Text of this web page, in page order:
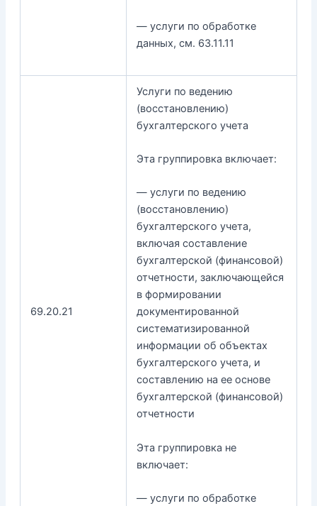
— услуги по обработке
данных, см. 63.11.11
69.20.21
Услуги по ведению
(восстановлению)
бухгалтерского учета
Эта группировка включает:
— услуги по ведению
(восстановлению)
бухгалтерского учета,
включая составление
бухгалтерской (финансовой)
отчетности, заключающейся
в формировании
документированной
систематизированной
информации об объектах
бухгалтерского учета, и
составлению на ее основе
бухгалтерской (финансовой)
отчетности
Эта группировка не
включает:
— услуги по обработке